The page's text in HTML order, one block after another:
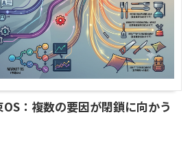
：複数の要因が閉鎖に向かう